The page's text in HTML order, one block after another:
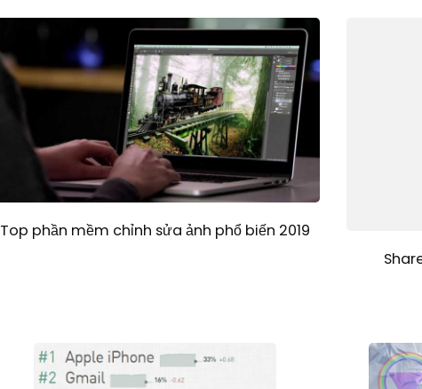
Top phần mềm chỉnh sửa ảnh phổ biến 2019